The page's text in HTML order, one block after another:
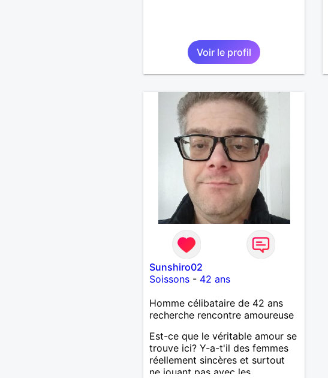
Voir le profil
Sunshiro02
Soissons- 42 ans
Homme célibataire de 42 ans
recherche rencontre amoureuse
Est-ce que le véritable amour se
trouve ici? Y-a-t'il des femmes
réellement sincères et surtout
ne jouant pas avec les